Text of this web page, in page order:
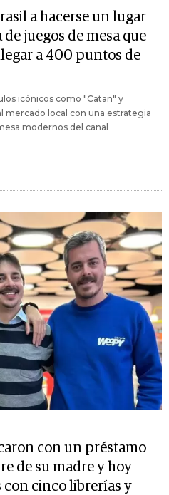
a hacerse un lugar
juegos de mesa que
a 400 puntos de
icónicos como "Catan" y
mercado local con una estrategia
modernos del canal
con un préstamo
de su madre y hoy
con cinco librerías y